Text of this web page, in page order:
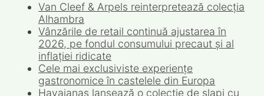
Van Cleef & Arpels reinterpretează colecția
Alhambra
Vânzările de retail continuă ajustarea în
2026, pe fondul consumului precaut și al
inflației ridicate
Cele mai exclusiviste experiențe
gastronomice în castelele din Europa
Havaianas lansează o colecție de șlapi cu